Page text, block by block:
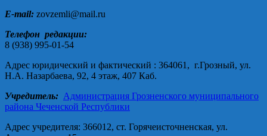
E-mail: zovzemli@mail.ru
Телефон редакции:
8 (938) 995-01-54
Адрес юридический и фактический : 364061, г.Грозный, ул.
Н.А. Назарбаева, 92, 4 этаж, 407 Каб.
Учредитель: Администрация Грозненского муниципального
района Чеченской Республики
Адрес учредителя: 366012, ст. Горячеисточненская, ул.